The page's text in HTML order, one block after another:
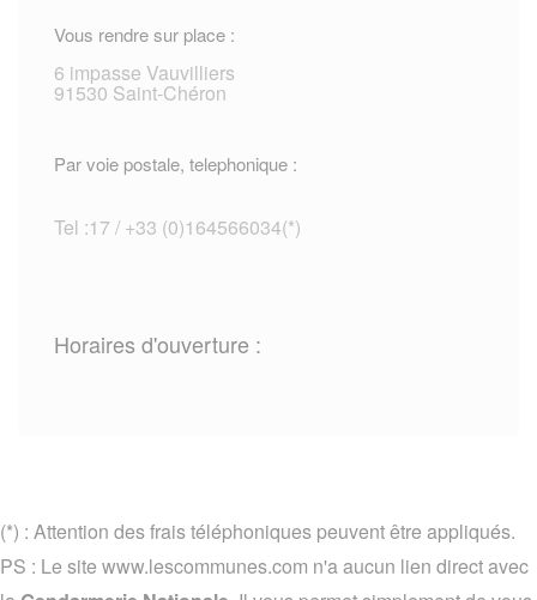
Vous rendre sur place :
6 impasse Vauvilliers
91530 Saint-Chéron
Par voie postale, telephonique :
Tel :17 / +33 (0)164566034(*)
Horaires d'ouverture :
(*) : Attention des frais téléphoniques peuvent être appliqués.
PS : Le site www.lescommunes.com n'a aucun lien direct avec